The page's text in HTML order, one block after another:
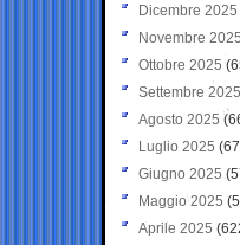
Dicembre 2025
Novembre 2025
Ottobre 2025
Settembre 2025
Agosto 2025
Luglio 2025
Giugno 2025
Maggio 2025
Aprile 2025